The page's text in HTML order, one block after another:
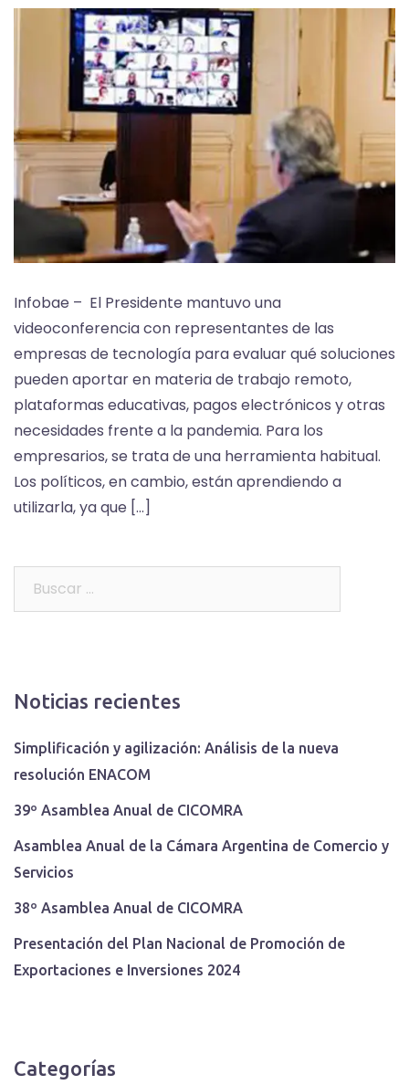
Infobae – El Presidente mantuvo una
videoconferencia con representantes de las
empresas de tecnología para evaluar qué soluciones
pueden aportar en materia de trabajo remoto,
plataformas educativas, pagos electrónicos y otras
necesidades frente a la pandemia. Para los
empresarios, se trata de una herramienta habitual.
Los políticos, en cambio, están aprendiendo a
utilizarla, ya que […]
Buscar:
Noticias recientes
Simplificación y agilización: Análisis de la nueva
resolución ENACOM
39º Asamblea Anual de CICOMRA
Asamblea Anual de la Cámara Argentina de Comercio y
Servicios
38º Asamblea Anual de CICOMRA
Presentación del Plan Nacional de Promoción de
Exportaciones e Inversiones 2024
Categorías